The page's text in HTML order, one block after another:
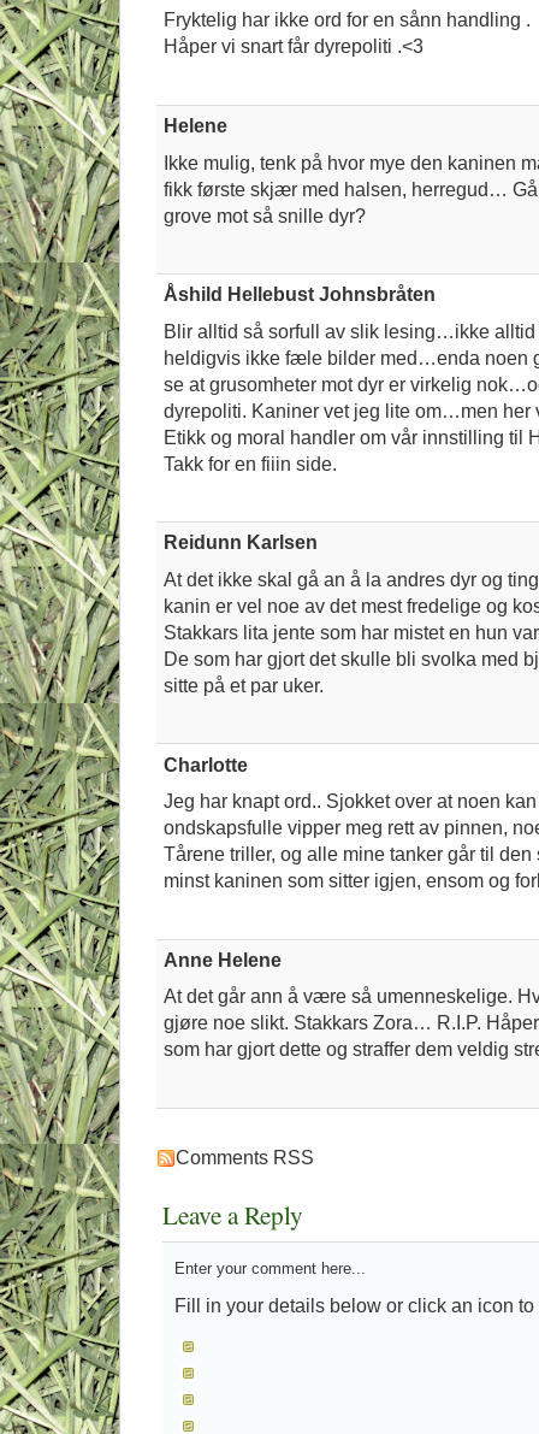
Fryktelig har ikke ord for en sånn handling .
Håper vi snart får dyrepoliti .<3
Helene
Ikke mulig, tenk på hvor mye den kaninen
fikk første skjær med halsen, herregud…
grove mot så snille dyr?
Åshild Hellebust Johnsbråten
Blir alltid så sorfull av slik lesing…ikke alltid
heldigvis ikke fæle bilder med…enda noen
se at grusomheter mot dyr er virkelig
dyrepoliti. Kaniner vet jeg lite om…men her
Etikk og moral handler om vår innstilling til
Takk for en fiiin side.
Reidunn Karlsen
At det ikke skal gå an å la andres dyr og
kanin er vel noe av det mest fredelige og
Stakkars lita jente som har mistet en hun
De som har gjort det skulle bli svolka med
sitte på et par uker.
Charlotte
Jeg har knapt ord.. Sjokket over at noen
ondskapsfulle vipper meg rett av pinnen,
Tårene triller, og alle mine tanker går til
minst kaninen som sitter igjen, ensom og
Anne Helene
At det går ann å være så umenneskelige.
gjøre noe slikt. Stakkars Zora… R.I.P.
som har gjort dette og straffer dem veldig
Comments RSS
Leave a Reply
Enter your comment here...
Fill in your details below or click an icon to